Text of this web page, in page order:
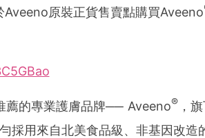
Aveeno原裝正貨售賣點購買Aveeno
薦的專業護膚品牌── Aveeno®，
採用來自北美食品級、非基因改造